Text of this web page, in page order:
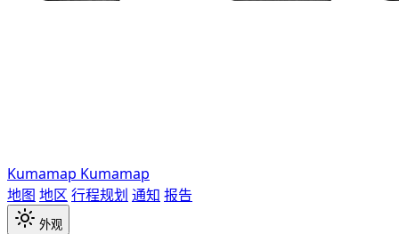
Kumamap Kumamap
地图 地区 行程规划 通知 报告
外观